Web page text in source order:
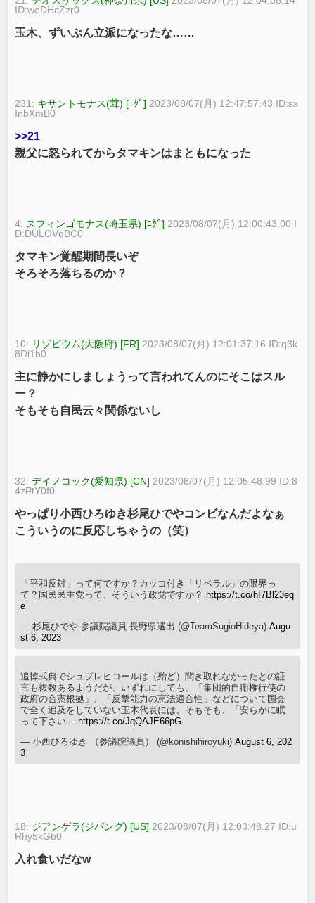
ID:weDHcZzr0
玉木、ずいぶん立派になったな……
231: キサントモナス(茸) [ﾆﾀﾞ] 2023/08/07(月) 12:47:57.43 ID:sx
InbXmB0
>>21
親父に怒られてからタマキンはまともになった
4: スフィンゴモナス(埼玉県) [ﾆﾀﾞ] 2023/08/07(月) 12:00:43.00 I
D:DULOVqBC0
タマキン覚醒期間長いぞ
そろそろ落ちるのか？
10: リゾビウム(大阪府) [FR] 2023/08/07(月) 12:01:37.16 ID:q3k
8Di1b0
主に静かにしましょうって言われてんのにそこはスル
ー？
そもそも自民云々関係ないし
32:デイノコック(愛知県) [CN] 2023/08/07(月) 12:05:48.99 ID:8
4zPtY0f0
やっぱり小西ひろゆき杉尾ひでやコンビなんだよなぁ
こういうのに反応しちゃうの（笑）
「平和反対」って何ですか？カッコ付き「リベラル」の限界っ
て？国民民主党って、そういう政党ですか？ https://t.co/hI7Bl23eq
e
— 杉尾ひでや 参議院議員 長野県選出 (@TeamSugioHideya)Augu
st 6, 2023
追悼式典でシュプレヒコールは（殆ど）聞き取れなかったとの証
言も複数あるようだが、いずれにしても、「集団的自衛権行使の
政府の合憲根拠」、「反撃能力の憲法適合性」などについて国会
で全く追及をしていない玉木代表には、そもそも、「安らかに眠
って下さい… https://t.co/JqQAJE66pG
— 小西ひろゆき （参議院議員） (@konishihiroyuki)August 6, 202
3
18: ジアンゲラ(ジパング) [US] 2023/08/07(月) 12:03:48.27 ID:u
Rhy5kGb0
入れ食いだなw